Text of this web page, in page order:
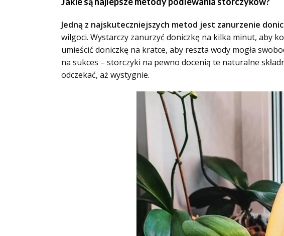
Jedną z najskuteczniejszych metod jest zanurzenie
wilgoci. Wystarczy zanurzyć doniczkę na kilka minut, aby
umieścić doniczkę na kratce, aby reszta wody mogła
na sukces – storczyki na pewno docenią te naturalne
odczekać, aż wystygnie.